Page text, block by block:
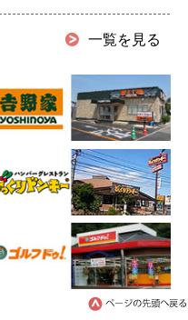
一覧を見る